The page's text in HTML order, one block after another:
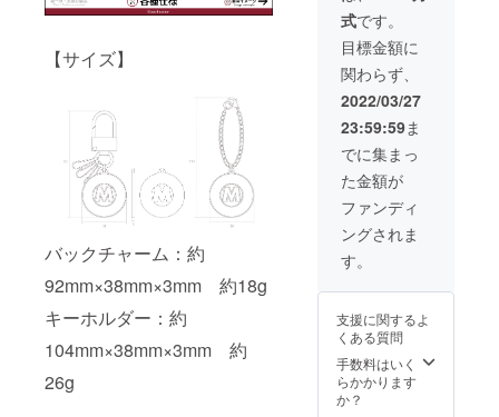
【サイズ】
バックチャーム：約
92mm×38mm×3mm 約18g
キーホルダー：約
104mm×38mm×3mm 約
26g
状況・
使用部
材の供
給状
況・製
造工程
上の都
合等に
より出
荷時期
が遅れ
る場合
がござ
バック
チャー
ムタイ
プ／
キーホ
タイプ
※仕様・
デザイ
ンにつ
いては
予告な
く変更
ござい
ます。
※ご注文
状況・
使用部
材の供
ご提供
いたし
ます。
【路
線】
G→銀座
線 M→
丸ノ内
線 T→
東西線
C→千代
田線
Y→有楽
町線
【タイ
プ】
バック
チャー
ムタイ
プ／
ルダー
の2種6
路線全
てのコ
ンプ
リート
セット
です。
通常販
売価格1
セット
¥23,400
(送料・
税込)の
¥21,060
税込)で
ご提供
いたし
ます。
【路
式です。
目標金額に
関わらず、
2022/03/27
23:59:59ま
でに集まっ
た金額が
ファンディ
ングされま
す。
支援に関するよ
くある質問
手数料はいく
らかかります
か？